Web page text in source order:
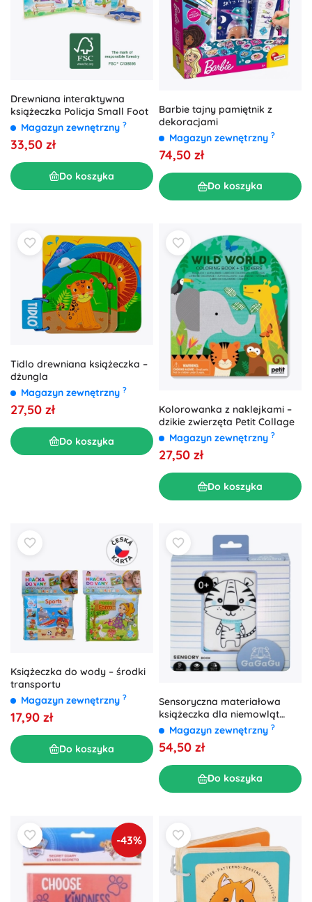
Drewniana interaktywna
książeczka Policja Small Foot
Magazyn zewnętrzny ?
33,50 zł
Do koszyka
Barbie tajny pamiętnik z
dekoracjami
Magazyn zewnętrzny ?
74,50 zł
Do koszyka
Tidlo drewniana książeczka –
dżungla
Magazyn zewnętrzny ?
27,50 zł
Do koszyka
Kolorowanka z naklejkami –
dzikie zwierzęta Petit Collage
Magazyn zewnętrzny ?
27,50 zł
Do koszyka
Książeczka do wody – środki
transportu
Magazyn zewnętrzny ?
17,90 zł
Do koszyka
Sensoryczna materiałowa
książeczka dla niemowląt
Tygr GAGAGU
Magazyn zewnętrzny ?
54,50 zł
Do koszyka
-43%